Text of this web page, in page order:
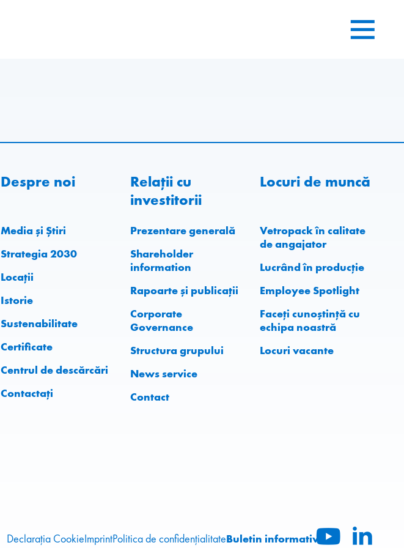
Despre noi
Media și Știri
Strategia 2030
Locații
Istorie
Sustenabilitate
Certificate
Centrul de descărcări
Contactați
Relații cu
investitorii
Prezentare generală
Shareholder
information
Rapoarte și publicații
Corporate
Governance
Structura grupului
News service
Contact
Locuri de muncă
Vetropack în calitate
de angajator
Lucrând în producție
Employee Spotlight
Faceți cunoștință cu
echipa noastră
Locuri vacante
Declarația CookieImprintPolitica de confidențialitateBuletin informativ